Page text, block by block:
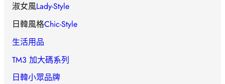
淑女風Lady-Style
日韓風格Chic-Style
生活用品
TM3 加大碼系列
日韓小眾品牌